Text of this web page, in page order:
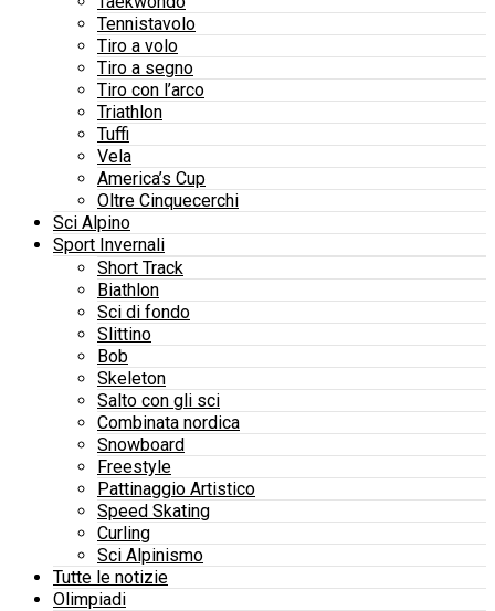
Tennistavolo
Tiro a volo
Tiro a segno
Tiro con l’arco
Triathlon
Tuffi
Vela
America’s Cup
Oltre Cinquecerchi
Sci Alpino
Sport Invernali
Short Track
Biathlon
Sci di fondo
Slittino
Bob
Skeleton
Salto con gli sci
Combinata nordica
Snowboard
Freestyle
Pattinaggio Artistico
Speed Skating
Curling
Sci Alpinismo
Tutte le notizie
Olimpiadi